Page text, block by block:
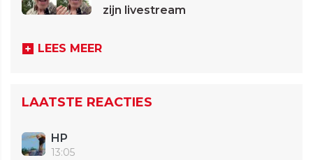
zijn livestream
LEES MEER
LAATSTE REACTIES
HP
13:05